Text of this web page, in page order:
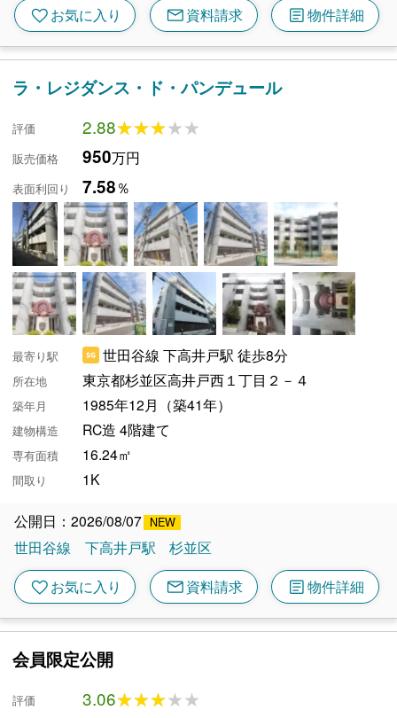
favoriteお気に入り mail資料請求 article物件詳細
ラ・レジダンス・ド・パンデュール
評価 2.88★★★★★
★★★★★
販売価格 950万円
表面利回り 7.58％
最寄り駅 世田谷線 下高井戸駅 徒歩8分
所在地 東京都杉並区高井戸西１丁目２－４
築年月 1985年12月（築41年）
建物構造 RC造 4階建て
専有面積 16.24㎡
間取り 1K
公開日：2026/08/07
世田谷線
下高井戸駅 杉並区
favoriteお気に入り mail資料請求 article物件詳細
会員限定公開
評価 3.06★★★★★
★★★★★